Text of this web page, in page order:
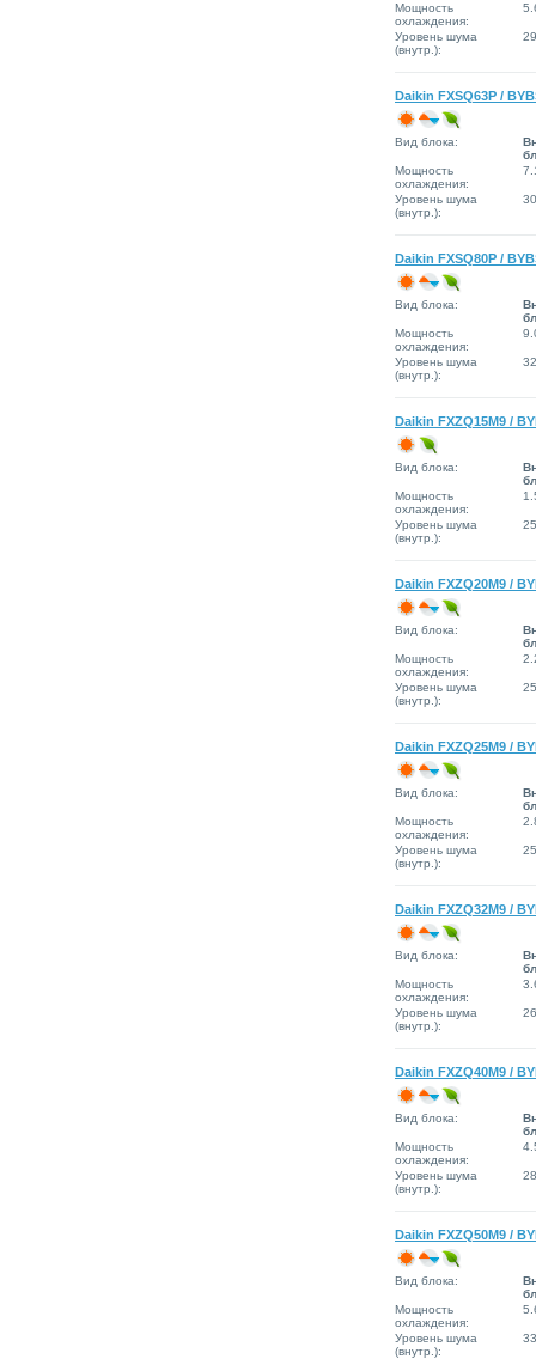
Мощность
охлаждения:
Уровень шума
(внутр.):
Daikin FXSQ63P /
Вид блока:
Мощность
охлаждения:
Уровень шума
(внутр.):
Daikin FXSQ80P /
Вид блока:
Мощность
охлаждения:
Уровень шума
(внутр.):
Daikin FXZQ15M9 /
Вид блока:
Мощность
охлаждения:
Уровень шума
(внутр.):
Daikin FXZQ20M9 /
Вид блока:
Мощность
охлаждения:
Уровень шума
(внутр.):
Daikin FXZQ25M9 /
Вид блока:
Мощность
охлаждения:
Уровень шума
(внутр.):
Daikin FXZQ32M9 /
Вид блока:
Мощность
охлаждения:
Уровень шума
(внутр.):
Daikin FXZQ40M9 /
Вид блока:
Мощность
охлаждения:
Уровень шума
(внутр.):
Daikin FXZQ50M9 /
Вид блока:
Мощность
охлаждения:
Уровень шума
(внутр.):